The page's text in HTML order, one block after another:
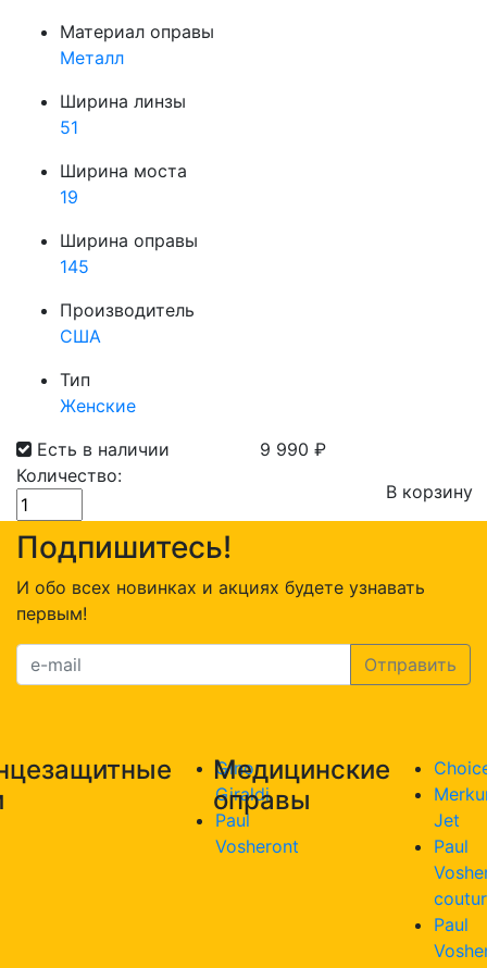
Материал оправы
Металл
Ширина линзы
51
Ширина моста
19
Ширина оправы
145
Производитель
США
Тип
Женские
Есть в наличии
9 990 ₽
Количество:
Количество
товара
Оправа
Paul
Vosheront
3002
c2
В корзину
Подпишитесь!
И обо всех новинках и акциях будете узнавать
первым!
Gino
Giraldi
Paul
Vosheront
Медицинские
оправы
Jet
Paul
Paul